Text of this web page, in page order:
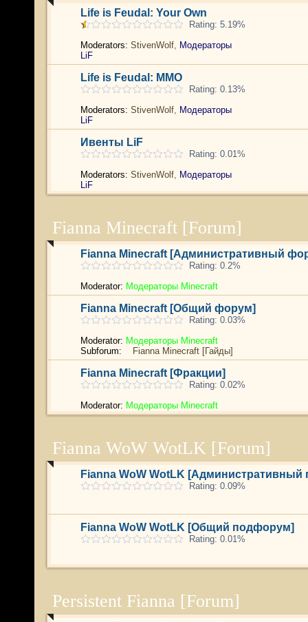
Life is Feudal: Your Own
Rating: 5.19%
Moderators: StivenWolf, Модераторы
LiF
Life is Feudal: MMO
Rating: 0.13%
Moderators: StivenWolf, Модераторы
LiF
Ивенты LiF
Rating: 0.01%
Moderators: StivenWolf, Модераторы
LiF
Fianna Minecraft [Forum]
Fianna Minecraft [Административный
Rating: 0.2%
Moderator: Модераторы Minecraft
Fianna Minecraft [Общий форум]
Rating: 0.03%
Moderator: Модераторы Minecraft
Subforum:
Fianna Minecraft [Гайды]
Fianna Minecraft [Фракции]
Rating: 0.02%
Moderator: Модераторы Minecraft
Fianna WoW WotLK [Forum]
Fianna WoW WotLK
Rating: 0.09%
Fianna WoW WotLK [Общий подфорум]
Rating: 0.01%
Persistent Fianna [Forum]